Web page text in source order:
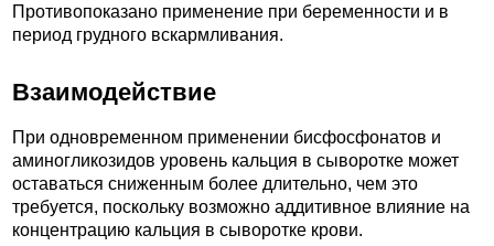
Противопоказано применение при беременности и в
период грудного вскармливания.
Взаимодействие
При одновременном применении бисфосфонатов и
аминогликозидов уровень кальция в сыворотке может
оставаться сниженным более длительно, чем это
требуется, поскольку возможно аддитивное влияние на
концентрацию кальция в сыворотке крови.